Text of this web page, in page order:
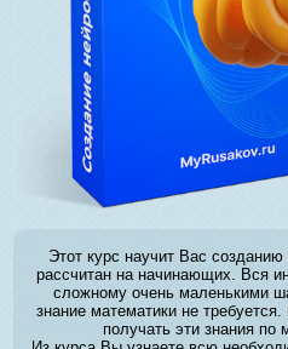
Этот курс научит Вас
рассчитан на начинающих. Вся
сложному очень маленькими
знание математики не
получать эти знания по